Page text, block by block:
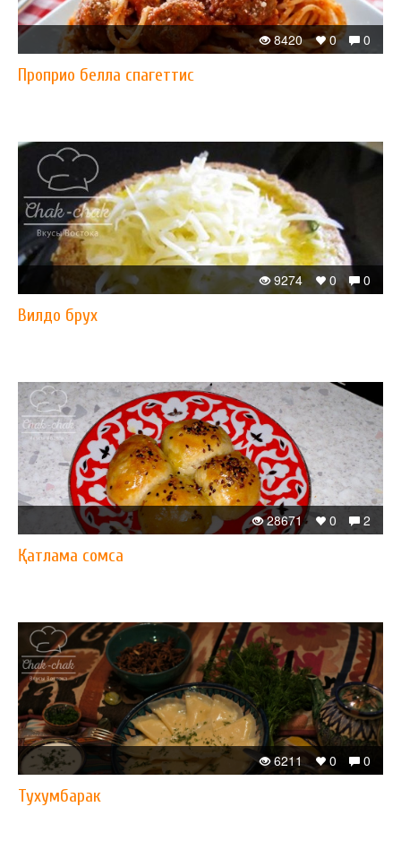
0
0
8420
Проприо белла спагеттис
0
0
9274
Вилдо брух
2
0
28671
Қатлама сомса
0
0
6211
Тухумбарак